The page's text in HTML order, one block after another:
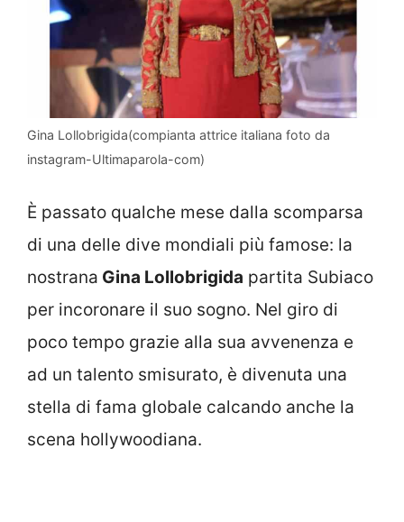
Gina Lollobrigida(compianta attrice italiana foto da
instagram-Ultimaparola-com)
È passato qualche mese dalla scomparsa
di una delle dive mondiali più famose: la
nostrana Gina Lollobrigida partita Subiaco
per incoronare il suo sogno. Nel giro di
poco tempo grazie alla sua avvenenza e
ad un talento smisurato, è divenuta una
stella di fama globale calcando anche la
scena hollywoodiana.